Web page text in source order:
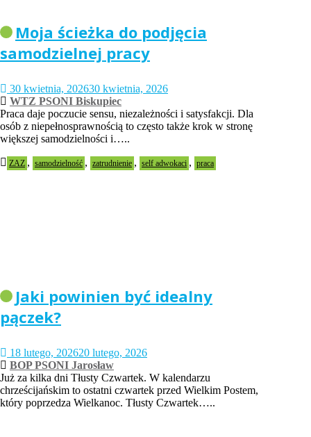
Moja ścieżka do podjęcia
samodzielnej pracy
30 kwietnia, 202630 kwietnia, 2026
WTZ PSONI Biskupiec
Praca daje poczucie sensu, niezależności i satysfakcji. Dla
osób z niepełnosprawnością to często także krok w stronę
większej samodzielności i…..
ZAZ , samodzielność , zatrudnienie , self adwokaci , praca
Jaki powinien być idealny
pączek?
18 lutego, 202620 lutego, 2026
BOP PSONI Jarosław
Już za kilka dni Tłusty Czwartek. W kalendarzu
chrześcijańskim to ostatni czwartek przed Wielkim Postem,
który poprzedza Wielkanoc. Tłusty Czwartek…..